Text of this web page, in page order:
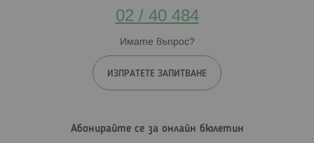
02 / 40 484
Имате въпрос?
ИЗПРАТЕТЕ ЗАПИТВАНЕ
Абонирайте се за онлайн бюлетин